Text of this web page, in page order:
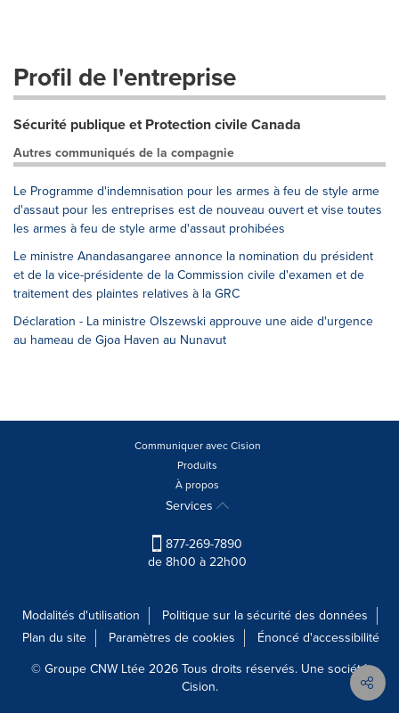
Profil de l'entreprise
Sécurité publique et Protection civile Canada
Autres communiqués de la compagnie
Le Programme d'indemnisation pour les armes à feu de style arme
d'assaut pour les entreprises est de nouveau ouvert et vise toutes
les armes à feu de style arme d'assaut prohibées
Le ministre Anandasangaree annonce la nomination du président
et de la vice-présidente de la Commission civile d'examen et de
traitement des plaintes relatives à la GRC
Déclaration - La ministre Olszewski approuve une aide d'urgence
au hameau de Gjoa Haven au Nunavut
Communiquer avec Cision
Produits
À propos
Services
877-269-7890
de 8h00 à 22h00
Modalités d'utilisation
Politique sur la sécurité des données
Plan du site
Paramètres de cookies
Énoncé d'accessibilité
© Groupe CNW Ltée 2026 Tous droits réservés. Une société
Cision.